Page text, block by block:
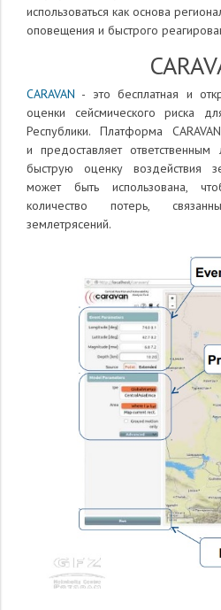
использоваться как основа
оповещения и быстрого
CARAVAN - это бесплатная и
оценки сейсмического риска
Республики. Платформа
и предоставляет
быструю оценку воздействия
может быть использована,
количество потерь,
землетрясений.